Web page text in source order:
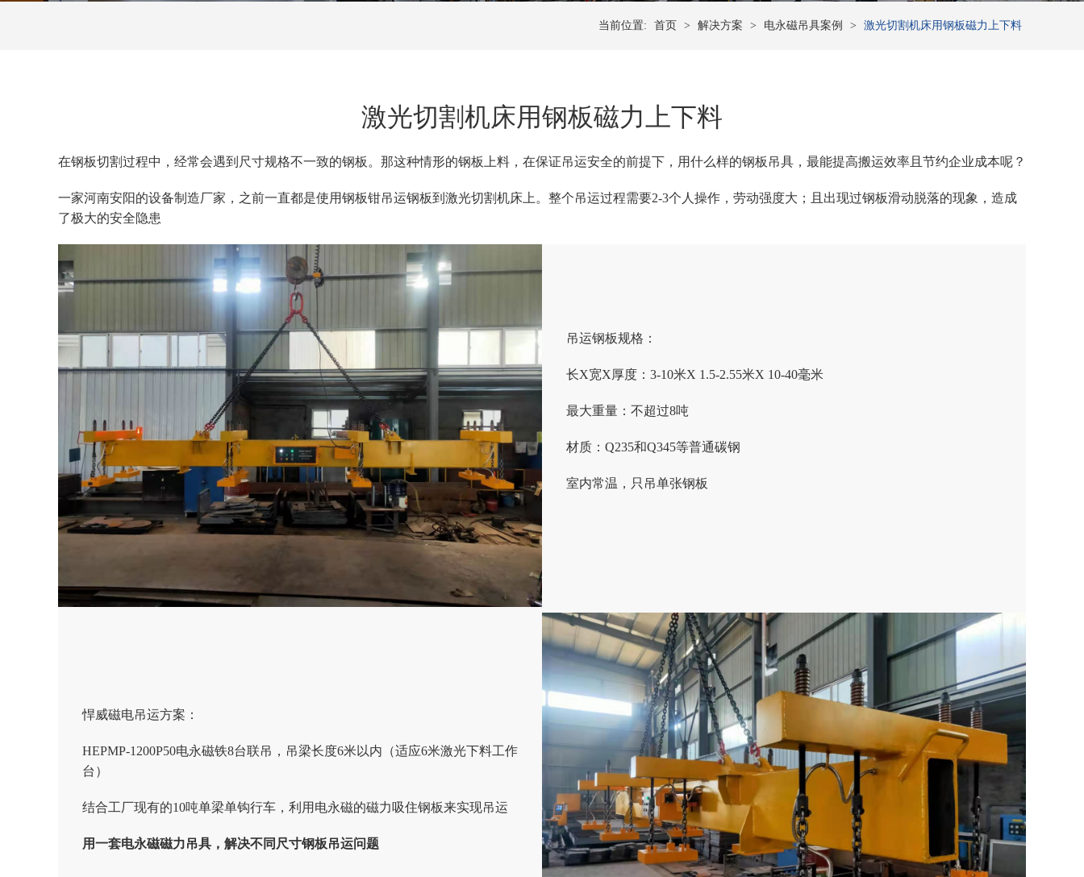
当前位置: 首页 > 解决方案 > 电永磁吊具案例 > 激光切割机床用钢板磁力上下料
激光切割机床用钢板磁力上下料
在钢板切割过程中，经常会遇到尺寸规格不一致的钢板。那这种情形的钢板上料，在保证吊运安全的前提下，用什么样的钢板吊具 ，最能提高搬运效率且节约企业成本呢？
一家河南安阳的设备制造厂家，之前一直都是使用钢板钳吊运钢板到激光切割机床上。整个吊运过程需要2-3个人操作，劳动强度大；且出现过钢板滑动脱落的现象，造成
了极大的安全隐患
吊运钢板规格：
长X宽X厚度： 3-10米X 1.5-2.55米X 10-40毫米
最大重量：不超过8吨
材质： Q235和Q345等普通碳钢
室内常温，只吊单张钢板
悍威磁电吊运方案：
HEPMP-1200P50电永磁铁8台联吊，吊梁长度6米以内（适应6米激光下料工作
台）
结合工厂现有的10吨单梁单钩行车，利用电永磁的磁力吸住钢板来实现吊运
用一套电永磁磁力吊具，解决不同尺寸钢板吊运问题